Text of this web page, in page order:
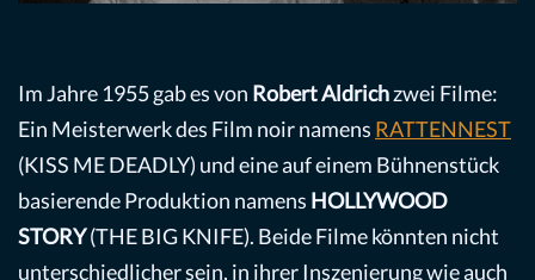
Im Jahre 1955 gab es von Robert Aldrichzwei Filme:
Ein Meisterwerk des Film noir namens RATTENNEST
(KISS ME DEADLY) und eine auf einem Bühnenstück
basierende Produktion namens HOLLYWOOD
STORY(THE BIG KNIFE). Beide Filme könnten nicht
unterschiedlicher sein, in ihrer Inszenierung wie auch